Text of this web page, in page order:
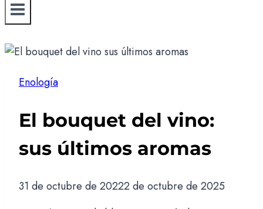
Enología
El bouquet del vino:
sus últimos aromas
31 de octubre de 20222 de octubre de 2025